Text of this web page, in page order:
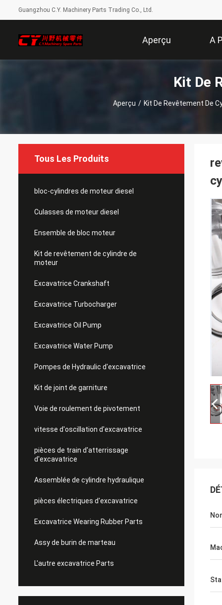
Guangzhou C.Y. Machinery Parts Trading Co., Ltd.
Aperçu A
Kit De
Aperçu / Kit De Revêtement De
Tous Les Produits
bloc-cylindres de moteur diesel
Culasses de moteur diesel
Ensemble de bloc moteur
Kit de revêtement de cylindre de
moteur
Excavatrice Crankshaft
Excavatrice Turbocharger
Excavatrice Oil Pump
Excavatrice Water Pump
Pompes de Hydraulic d'excavatrice
Kit de joint de garniture
Voie de roulement de pivotement
vitesse d'oscillation d'excavatrice
pièces de train d'atterrissage
d'excavatrice
Assemblée de cylindre hydraulique
pièces électriques d'excavatrice
Excavatrice Wearing Rubber Parts
Assy de burin de marteau
L'autre excavatrice Parts